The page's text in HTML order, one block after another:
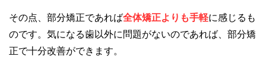
その点、部分矯正であれば全体矯正よりも手軽に感じるも
のです。気になる歯以外に問題がないのであれば、部分矯
正で十分改善ができます。